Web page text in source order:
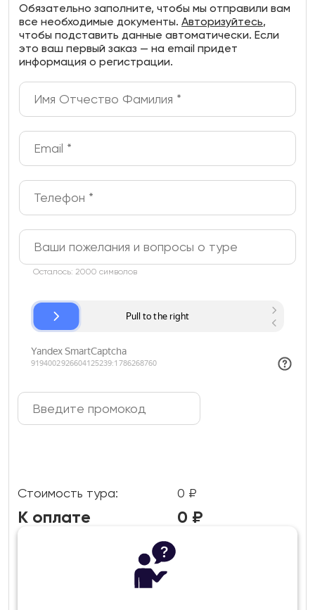
Обязательно заполните, чтобы мы отправили вам
все необходимые документы. Авторизуйтесь,
чтобы подставить данные автоматически. Если
это ваш первый заказ — на email придет
информация о регистрации.
Осталось: 2000 символов
Стоимость тура: 0 ₽
К оплате 0 ₽